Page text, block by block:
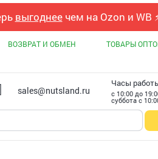
выгоднеечем на Ozon и WB
ВОЗВРАТ И ОБМЕН ТОВАРЫ
sales@nutsland.ru
Часы
с 10:00 до
суббота с